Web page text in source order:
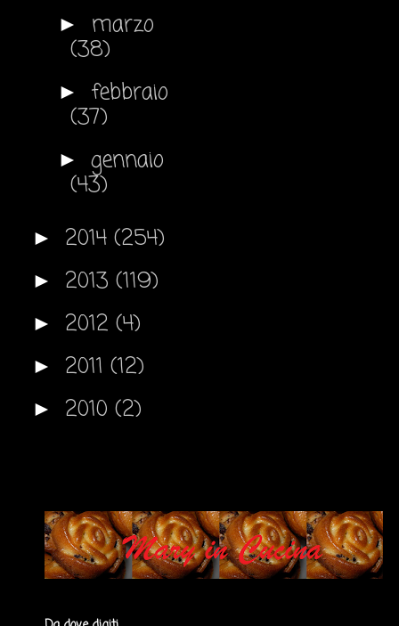
► marzo
(38)
► febbraio
(37)
► gennaio
(43)
► 2014 (254)
► 2013 (119)
► 2012 (4)
► 2011 (12)
► 2010 (2)